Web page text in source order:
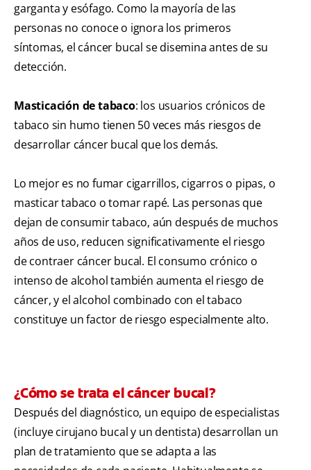
garganta y esófago. Como la mayoría de las
personas no conoce o ignora los primeros
síntomas, el cáncer bucal se disemina antes de su
detección.
Masticación de tabaco: los usuarios crónicos de
tabaco sin humo tienen 50 veces más riesgos de
desarrollar cáncer bucal que los demás.
Lo mejor es no fumar cigarrillos, cigarros o pipas, o
masticar tabaco o tomar rapé. Las personas que
dejan de consumir tabaco, aún después de muchos
años de uso, reducen significativamente el riesgo
de contraer cáncer bucal. El consumo crónico o
intenso de alcohol también aumenta el riesgo de
cáncer, y el alcohol combinado con el tabaco
constituye un factor de riesgo especialmente alto.
¿Cómo se trata el cáncer bucal?
Después del diagnóstico, un equipo de especialistas
(incluye cirujano bucal y un dentista) desarrollan un
plan de tratamiento que se adapta a las